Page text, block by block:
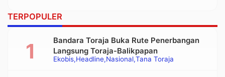
TERPOPULER
Ekobis Headline Nasional Tana Toraja
Bandara Toraja Buka Rute Penerbangan
Langsung Toraja-Balikpapan